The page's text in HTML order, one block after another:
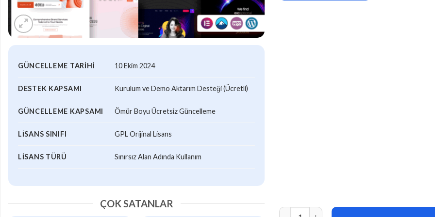
GÜNCELLEME TARIHI 10 Ekim 2024
DESTEK KAPSAMI Kurulum ve Demo Aktarım Desteği (Ücretli)
GÜNCELLEME KAPSAMI Ömür Boyu Ücretsiz Güncelleme
LISANS SINIFI GPL Orijinal Lisans
LISANS TÜRÜ Sınırsız Alan Adında Kullanım
ÇOK SATANLAR
Artisticx (v1.0) Creative Agency & Portfolio